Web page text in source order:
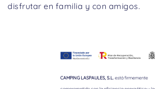
disfrutar en familia y con amigos.
CAMPING LASPAULES, S.L.está firmemente